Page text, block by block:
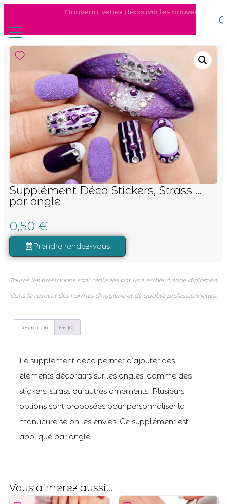
Nouveau, venez découvrir les nouveaux soins
Supplément Déco Stickers, Strass …
par ongle
0,50 €
Prendre rendez-vous
Toutes les prestations sont réalisées par une esthéticienne diplômée,
dans le respect des normes d’hygiène et de qualité professionnelles.
Description Avis (0)
Le supplément déco permet d’ajouter des
éléments décoratifs sur les ongles, comme des
stickers, strass ou autres ornements. Plusieurs
options sont proposées pour personnaliser la
manucure selon les envies. Ce supplément est
appliqué par ongle.
Vous aimerez aussi...